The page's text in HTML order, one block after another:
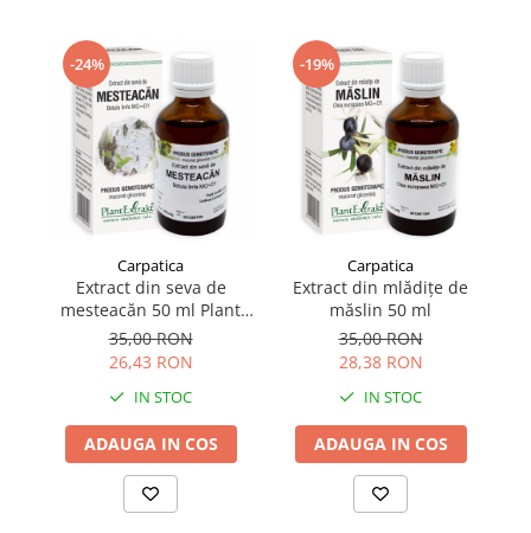
-24%
Carpatica
Extract din seva de
mesteacăn 50 ml Plant
Extract
35,00 RON
26,43 RON
IN STOC
ADAUGA IN COS
-19%
Carpatica
Extract din mlădițe de
măslin 50 ml
35,00 RON
28,38 RON
IN STOC
ADAUGA IN COS